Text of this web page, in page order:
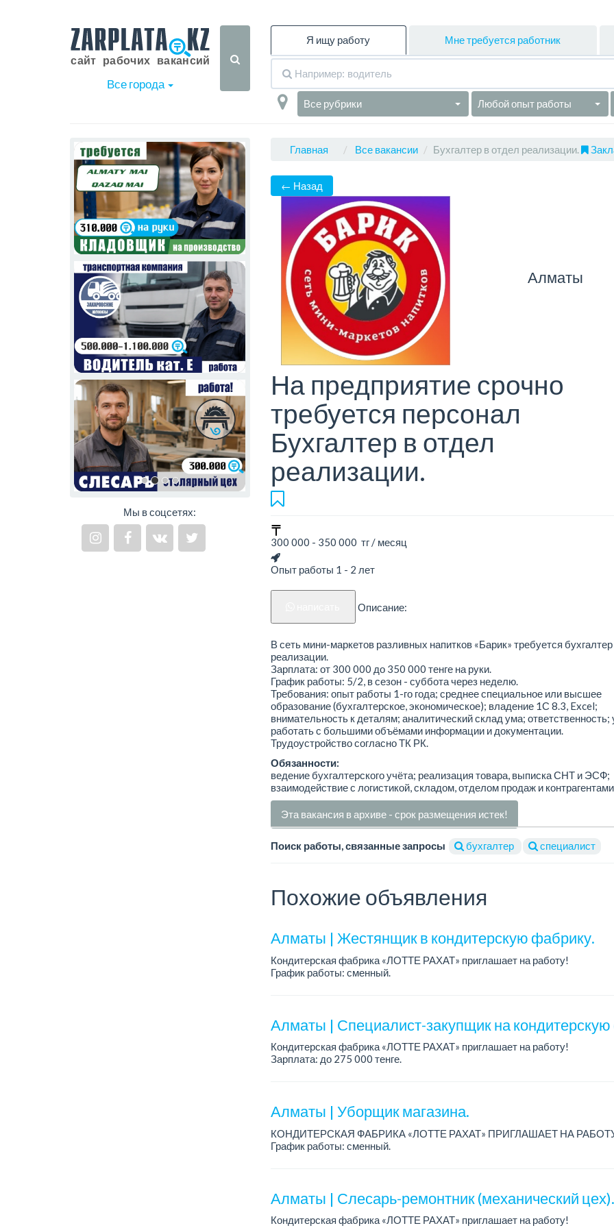
Все города
Я ищу работу Мне требуется работник
Все рубрики Любой опыт работы
Мы в соцсетях:
Главная Все вакансии Бухгалтер в отдел реализации.
← Назад
Алматы
На предприятие срочно
требуется персонал
Бухгалтер в отдел
реализации.
300 000 - 350 000 тг / месяц
Опыт работы 1 - 2 лет
Описание:
В сеть мини-маркетов разливных напитков «Барик» требуется
реализации.
Зарплата: от 300 000 до 350 000 тенге на руки.
График работы: 5/2, в сезон - суббота через неделю.
Требования: опыт работы 1-го года; среднее специальное или высшее
образование (бухгалтерское, экономическое); владение 1С 8.3, Excel;
внимательность к деталям; аналитический склад ума; ответственность;
работать с большими объёмами информации и документации.
Трудоустройство согласно ТК РК.
Обязанности:
ведение бухгалтерского учёта; реализация товара, выписка СНТ и ЭСФ;
взаимодействие с логистикой, складом, отделом продаж и
Эта вакансия в архиве - срок размещения истек!
Поиск работы, связанные запросы бухгалтер специалист
Похожие объявления
Алматы | Жестянщик в кондитерскую фабрику.
Кондитерская фабрика «ЛОТТЕ РАХАТ» приглашает на работу!
График работы: сменный.
Алматы | Специалист-закупщик на
Кондитерская фабрика «ЛОТТЕ РАХАТ» приглашает на работу!
Зарплата: до 275 000 тенге.
Алматы | Уборщик магазина.
КОНДИТЕРСКАЯ ФАБРИКА «ЛОТТЕ РАХАТ» ПРИГЛАШАЕТ НА
График работы: сменный.
Алматы | Слесарь-ремонтник (механический цех).
Кондитерская фабрика «ЛОТТЕ РАХАТ» приглашает на работу!